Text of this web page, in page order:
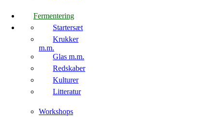
Fermentering
Startersæt
Krukker
m.m.
Glas m.m.
Redskaber
Kulturer
Litteratur
Workshops